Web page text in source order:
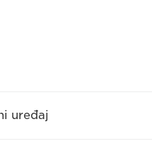
uređaj